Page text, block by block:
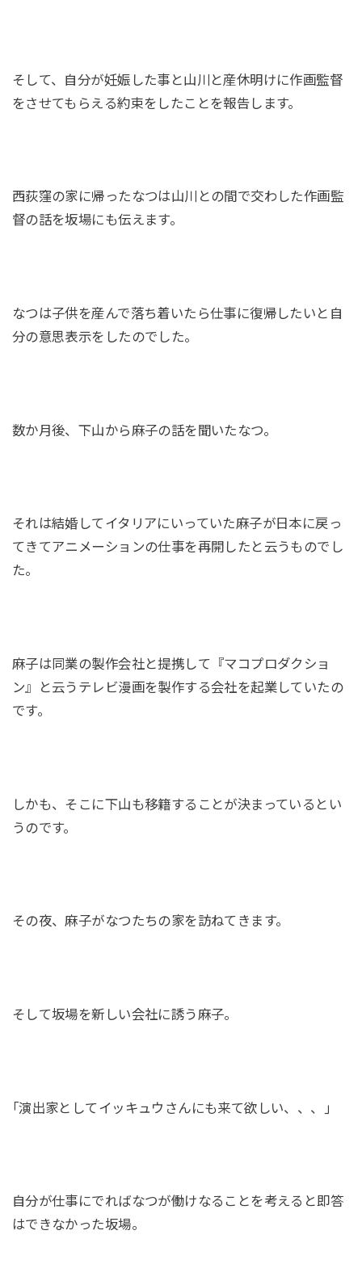
そして、自分が妊娠した事と山川と産休明けに作画監督
をさせてもらえる約束をしたことを報告します。
西荻窪の家に帰ったなつは山川との間で交わした作画監
督の話を坂場にも伝えます。
なつは子供を産んで落ち着いたら仕事に復帰したいと自
分の意思表示をしたのでした。
数か月後、下山から麻子の話を聞いたなつ。
それは結婚してイタリアにいっていた麻子が日本に戻っ
てきてアニメーションの仕事を再開したと云うものでし
た。
麻子は同業の製作会社と提携して『マコプロダクショ
ン』と云うテレビ漫画を製作する会社を起業していたの
です。
しかも、そこに下山も移籍することが決まっているとい
うのです。
その夜、麻子がなつたちの家を訪ねてきます。
そして坂場を新しい会社に誘う麻子。
｢演出家としてイッキュウさんにも来て欲しい、、、｣
自分が仕事にでればなつが働けなることを考えると即答
はできなかった坂場。